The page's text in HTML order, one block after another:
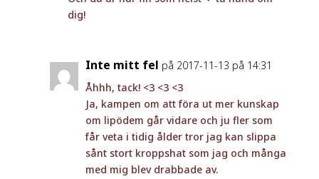
dig!
Inte mitt fel på 2017-11-13 på 14:31
Åhhh, tack! <3 <3 <3
Ja, kampen om att föra ut mer kunskap
om lipödem går vidare och ju fler som
får veta i tidig ålder tror jag kan slippa
sånt stort kroppshat som jag och många
med mig blev drabbade av.